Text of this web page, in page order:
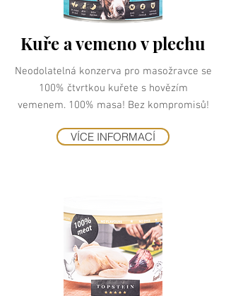
Kuře a vemeno v plechu
Neodolatelná konzerva pro masožravce se
100% čtvrtkou kuřete s hovězím
vemenem. 100% masa! Bez kompromisů!
VÍCE INFORMACÍ